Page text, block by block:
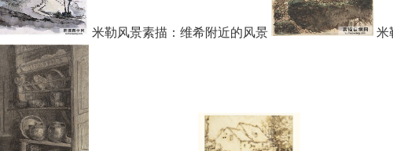
米勒风景素描：维希附近的风景 米